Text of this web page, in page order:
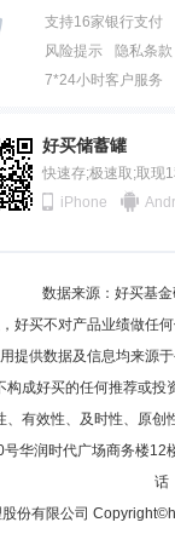
支持16家银行支付
风险提示
隐私条款
7*24小时客户服务
好买储蓄罐
快速存;极速取;取现
iPhone
数据来源：好买基
好买不对产品业绩做
提供数据及信息均来
成好买的任何推荐或
、有效性、及时性、原
华润时代广场商务楼12
话
份有限公司